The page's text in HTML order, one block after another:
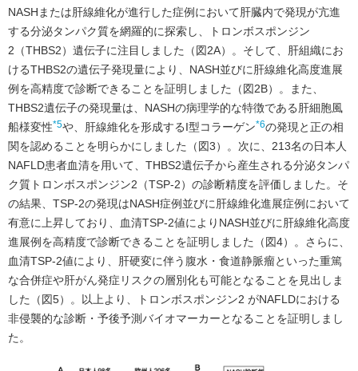
NASHまたは肝線維化が進行した症例において肝臓内で発現が亢進
する分泌タンパク質を網羅的に探索し、トロンボスポンジン
2（THBS2）遺伝子に注目しました（図2A）。そして、肝組織にお
けるTHBS2の遺伝子発現量により、NASH並びに肝線維化高度進展
例を高精度で診断できることを証明しました（図2B）。また、
THBS2遺伝子の発現量は、NASHの病理学的な特徴である肝細胞風
船様変性*5や、肝線維化を形成するI型コラーゲン*6の発現と正の相
関を認めることを明らかにしました（図3）。次に、213名の日本人
NAFLD患者血清を用いて、THBS2遺伝子から産生される分泌タンパ
ク質トロンボスポンジン2（TSP-2）の診断精度を評価しました。そ
の結果、TSP-2の発現はNASH症例並びに肝線維化進展症例において
有意に上昇しており、血清TSP-2値によりNASH並びに肝線維化高度
進展例を高精度で診断できることを証明しました（図4）。さらに、
血清TSP-2値により、肝硬変に伴う腹水・食道静脈瘤といった重篤
な合併症や肝がん発症リスクの層別化も可能となることを見出しま
した（図5）。以上より、トロンボスポンジン2 がNAFLDにおける
非侵襲的な診断・予後予測バイオマーカーとなることを証明しまし
た。